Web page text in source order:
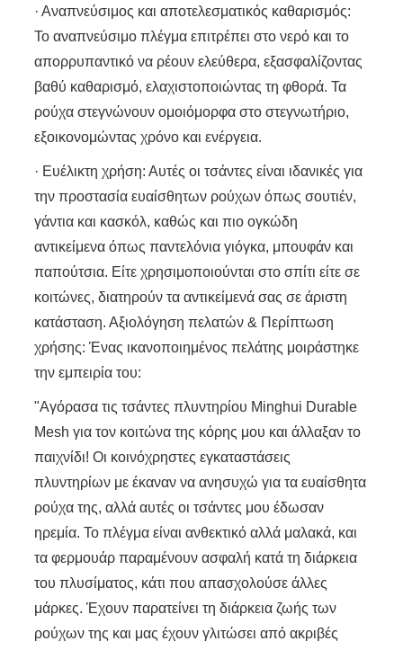
· Αναπνεύσιμος και αποτελεσματικός καθαρισμός:
Το αναπνεύσιμο πλέγμα επιτρέπει στο νερό και το
απορρυπαντικό να ρέουν ελεύθερα, εξασφαλίζοντας
βαθύ καθαρισμό, ελαχιστοποιώντας τη φθορά. Τα
ρούχα στεγνώνουν ομοιόμορφα στο στεγνωτήριο,
εξοικονομώντας χρόνο και ενέργεια.
· Ευέλικτη χρήση: Αυτές οι τσάντες είναι ιδανικές για
την προστασία ευαίσθητων ρούχων όπως σουτιέν,
γάντια και κασκόλ, καθώς και πιο ογκώδη
αντικείμενα όπως παντελόνια γιόγκα, μπουφάν και
παπούτσια. Είτε χρησιμοποιούνται στο σπίτι είτε σε
κοιτώνες, διατηρούν τα αντικείμενά σας σε άριστη
κατάσταση. Αξιολόγηση πελατών & Περίπτωση
χρήσης: Ένας ικανοποιημένος πελάτης μοιράστηκε
την εμπειρία του:
"Αγόρασα τις τσάντες πλυντηρίου Minghui Durable
Mesh για τον κοιτώνα της κόρης μου και άλλαξαν το
παιχνίδι! Οι κοινόχρηστες εγκαταστάσεις
πλυντηρίων με έκαναν να ανησυχώ για τα ευαίσθητα
ρούχα της, αλλά αυτές οι τσάντες μου έδωσαν
ηρεμία. Το πλέγμα είναι ανθεκτικό αλλά μαλακά, και
τα φερμουάρ παραμένουν ασφαλή κατά τη διάρκεια
του πλυσίματος, κάτι που απασχολούσε άλλες
μάρκες. Έχουν παρατείνει τη διάρκεια ζωής των
ρούχων της και μας έχουν γλιτώσει από ακριβές